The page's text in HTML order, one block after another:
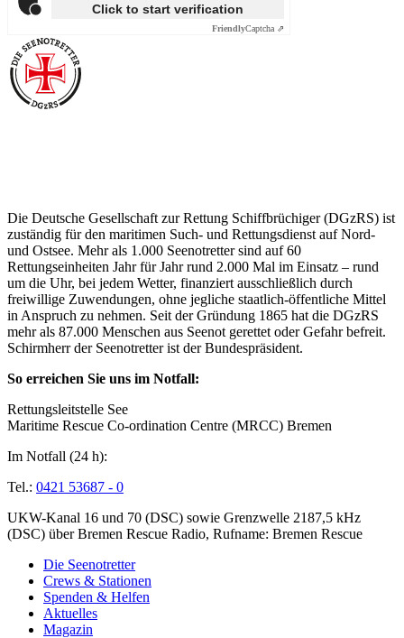
Click to start verification
FriendlyCaptcha ⇗
Die Deutsche Gesellschaft zur Rettung Schiffbrüchiger (DGzRS) ist
zuständig für den maritimen Such- und Rettungsdienst auf Nord-
und Ostsee. Mehr als 1.000 Seenotretter sind auf 60
Rettungseinheiten Jahr für Jahr rund 2.000 Mal im Einsatz – rund
um die Uhr, bei jedem Wetter, finanziert ausschließlich durch
freiwillige Zuwendungen, ohne jegliche staatlich-öffentliche Mittel
in Anspruch zu nehmen. Seit der Gründung 1865 hat die DGzRS
mehr als 87.000 Menschen aus Seenot gerettet oder Gefahr befreit.
Schirmherr der Seenotretter ist der Bundespräsident.
So erreichen Sie uns im Notfall:
Rettungsleitstelle See
Maritime Rescue Co-ordination Centre (MRCC) Bremen
Im Notfall (24 h):
Tel.: 0421 53687 - 0
UKW-Kanal 16 und 70 (DSC) sowie Grenzwelle 2187,5 kHz
(DSC) über Bremen Rescue Radio, Rufname: Bremen Rescue
Die Seenotretter
Crews & Stationen
Spenden & Helfen
Aktuelles
Magazin